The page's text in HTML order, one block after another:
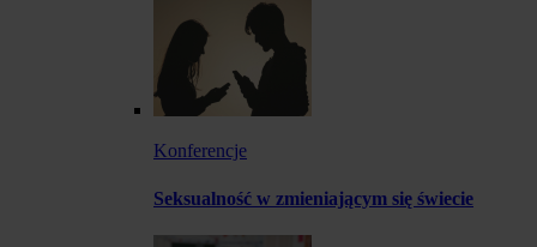
Konferencje
Seksualność w zmieniającym się świecie